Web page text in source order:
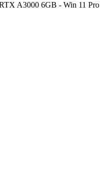
A3000 6GB - Win 11 Pro